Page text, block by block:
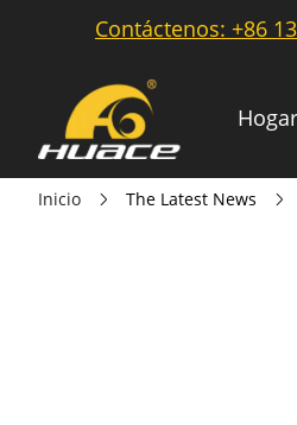
Contáctenos: +86
Hogar
Inicio The Latest News